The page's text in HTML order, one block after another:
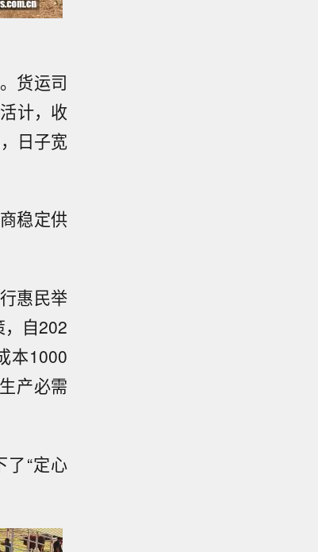
货运司
计，收
日子宽
稳定供
惠民举
，自202
本1000
产必需
了“定心